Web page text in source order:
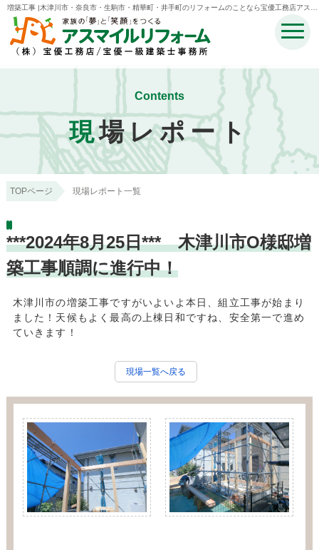
増築工事 |木津川市・奈良市・生駒市・精華町・井手町のリフォームのことなら宝優工務店アスマ
イルリフォーム
Contents
現場レポート
TOPページ 現場レポート一覧
***2024年8月25日*** 木津川市O様邸増
築工事順調に進行中！
木津川市の増築工事ですがいよいよ本日、組立工事が始まり
ました！天候もよく最高の上棟日和ですね、安全第一で進め
ていきます！
現場一覧へ戻る